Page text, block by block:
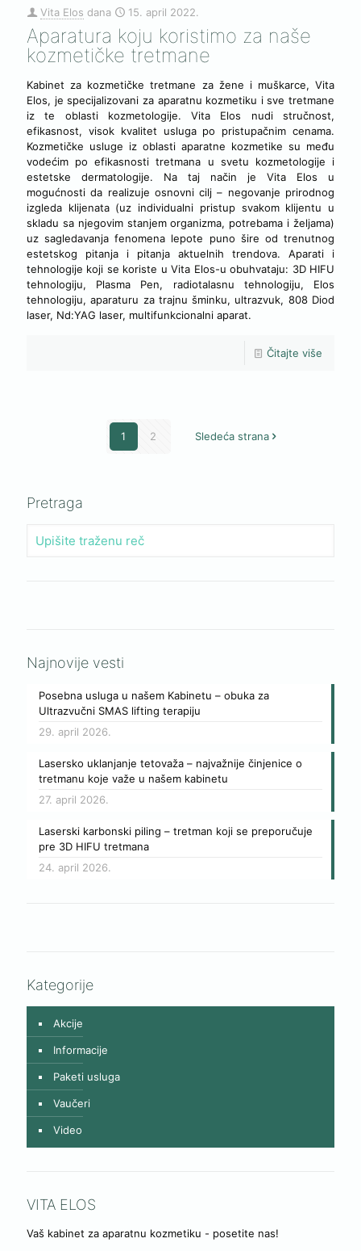
Vita Elos dana 15. april 2022.
Aparatura koju koristimo za naše
kozmetičke tretmane
Kabinet za kozmetičke tretmane za žene i muškarce, Vita
Elos, je specijalizovani za aparatnu kozmetiku i sve tretmane
iz te oblasti kozmetologije. Vita Elos nudi stručnost,
efikasnost, visok kvalitet usluga po pristupačnim cenama.
Kozmetičke usluge iz oblasti aparatne kozmetike su među
vodećim po efikasnosti tretmana u svetu kozmetologije i
estetske dermatologije. Na taj način je Vita Elos u
mogućnosti da realizuje osnovni cilj – negovanje prirodnog
izgleda klijenata (uz individualni pristup svakom klijentu u
skladu sa njegovim stanjem organizma, potrebama i željama)
uz sagledavanja fenomena lepote puno šire od trenutnog
estetskog pitanja i pitanja aktuelnih trendova. Aparati i
tehnologije koji se koriste u Vita Elos-u obuhvataju: 3D HIFU
tehnologiju, Plasma Pen, radiotalasnu tehnologiju, Elos
tehnologiju, aparaturu za trajnu šminku, ultrazvuk, 808 Diod
laser, Nd:YAG laser, multifunkcionalni aparat.
Čitajte više
1 2 Sledeća strana
Pretraga
Najnovije vesti
Posebna usluga u našem Kabinetu – obuka za
Ultrazvučni SMAS lifting terapiju
29. april 2026.
Lasersko uklanjanje tetovaža – najvažnije činjenice o
tretmanu koje važe u našem kabinetu
27. april 2026.
Laserski karbonski piling – tretman koji se preporučuje
pre 3D HIFU tretmana
24. april 2026.
Kategorije
Akcije
Informacije
Paketi usluga
Vaučeri
Video
VITA ELOS
Vaš kabinet za aparatnu kozmetiku - posetite nas!